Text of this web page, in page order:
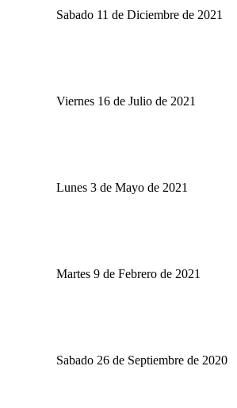
Sabado 11 de Diciembre de 2021
Viernes 16 de Julio de 2021
Lunes 3 de Mayo de 2021
Martes 9 de Febrero de 2021
Sabado 26 de Septiembre de 2020